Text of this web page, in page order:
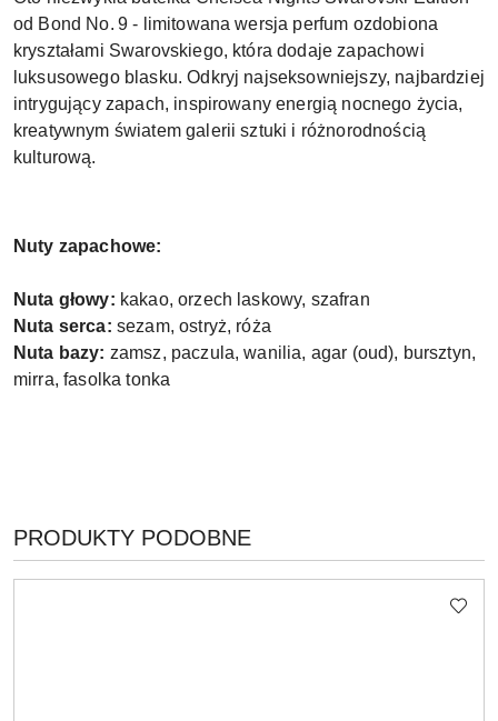
od Bond No. 9 - limitowana wersja perfum ozdobiona
kryształami Swarovskiego, która dodaje zapachowi
luksusowego blasku. Odkryj najseksowniejszy, najbardziej
intrygujący zapach, inspirowany energią nocnego życia,
kreatywnym światem galerii sztuki i różnorodnością
kulturową.
Nuty zapachowe:
Nuta głowy: kakao, orzech laskowy, szafran
Nuta serca: sezam, ostryż, róża
Nuta bazy: zamsz, paczula, wanilia, agar (oud), bursztyn,
mirra, fasolka tonka
Pomiń karuzelę produktów
PRODUKTY
O
PRODUKTY PODOBNE